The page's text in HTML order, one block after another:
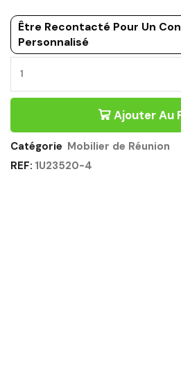
Être Recontacté Pour Un
Personnalisé
Ajouter Au
Catégorie Mobilier de Réunion
REF: 1U23520-4